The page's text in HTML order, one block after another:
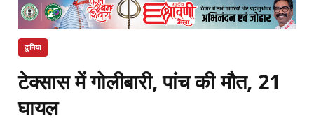
दुनिया
टेक्सास में गोलीबारी, पांच की मौत, 21
घायल